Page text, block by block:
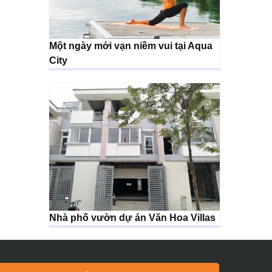
Một ngày mới vạn niềm vui tại Aqua
City
Nhà phố vườn dự án Văn Hoa Villas